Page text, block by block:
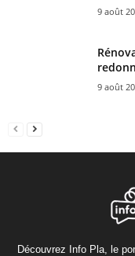
9 août
9 août
Découvrez Info Pla, le